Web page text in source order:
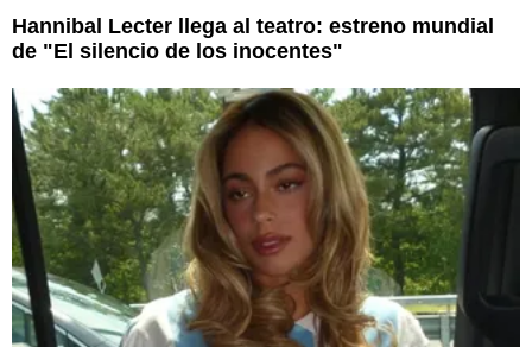
Hannibal Lecter llega al teatro: estreno mundial
de "El silencio de los inocentes"